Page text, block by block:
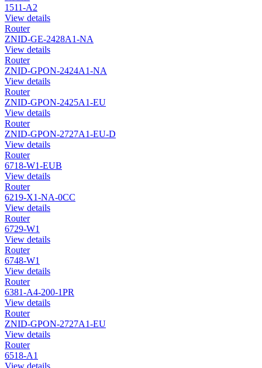
1511-A2
View details
Router
ZNID-GE-2428A1-NA
View details
Router
ZNID-GPON-2424A1-NA
View details
Router
ZNID-GPON-2425A1-EU
View details
Router
ZNID-GPON-2727A1-EU-D
View details
Router
6718-W1-EUB
View details
Router
6219-X1-NA-0CC
View details
Router
6729-W1
View details
Router
6748-W1
View details
Router
6381-A4-200-1PR
View details
Router
ZNID-GPON-2727A1-EU
View details
Router
6518-A1
View details